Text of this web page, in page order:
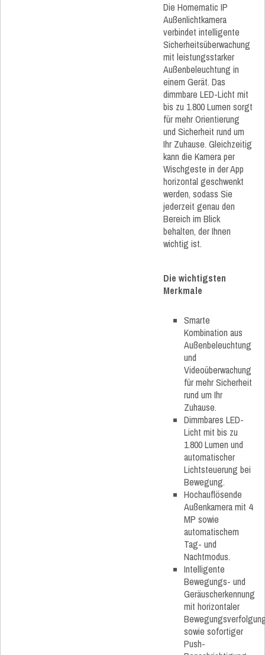
Die Homematic IP
Außenlichtkamera
verbindet intelligente
Sicherheitsüberwachung
mit leistungsstarker
Außenbeleuchtung in
einem Gerät. Das
dimmbare LED-Licht mit
bis zu 1.800 Lumen sorgt
für mehr Orientierung
und Sicherheit rund um
Ihr Zuhause. Gleichzeitig
kann die Kamera per
Wischgeste in der App
horizontal geschwenkt
werden, sodass Sie
jederzeit genau den
Bereich im Blick
behalten, der Ihnen
wichtig ist.
Die wichtigsten
Merkmale
Smarte
Kombination aus
Außenbeleuchtung
und
Videoüberwachung
für mehr Sicherheit
rund um Ihr
Zuhause.
Dimmbares LED-
Licht mit bis zu
1.800 Lumen und
automatischer
Lichtsteuerung bei
Bewegung.
Hochauflösende
Außenkamera mit 4
MP sowie
automatischem
Tag- und
Nachtmodus.
Intelligente
Bewegungs- und
Geräuscherkennung
mit horizontaler
sowie sofortiger
Push-